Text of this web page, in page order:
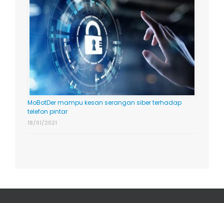
MoBotDer mampu kesan serangan siber terhadap
telefon pintar
18/01/2021